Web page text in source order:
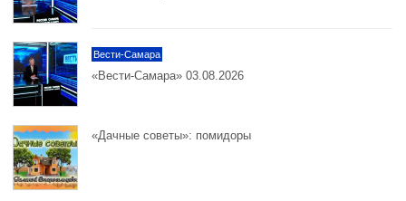
Вести-Самара
«Вести-Самара» 03.08.2026
«Дачные советы»: помидоры